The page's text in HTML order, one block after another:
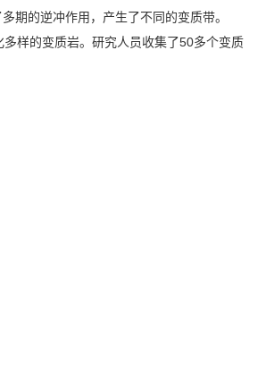
期的逆冲作用，产生了不同的变质带。
样的变质岩。研究人员收集了50多个变质